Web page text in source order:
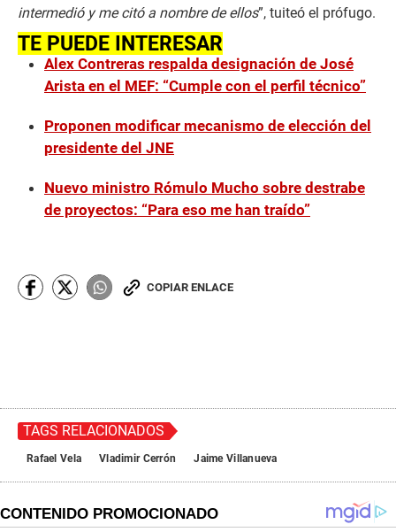
intermedió y me citó a nombre de ellos”, tuiteó el prófugo.
TE PUEDE INTERESAR
Alex Contreras respalda designación de José
Arista en el MEF: “Cumple con el perfil técnico”
Proponen modificar mecanismo de elección del
presidente del JNE
Nuevo ministro Rómulo Mucho sobre destrabe
de proyectos: “Para eso me han traído”
COPIAR ENLACE
TAGS RELACIONADOS
Rafael Vela Vladimir Cerrón Jaime Villanueva